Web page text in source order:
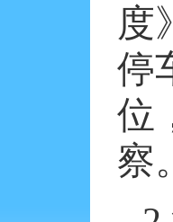
度
停
位
察。